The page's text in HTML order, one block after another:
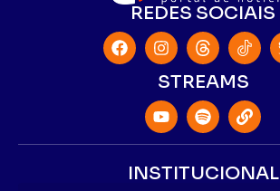
REDES SOCIAIS
STREAMS
INSTITUCIONAL